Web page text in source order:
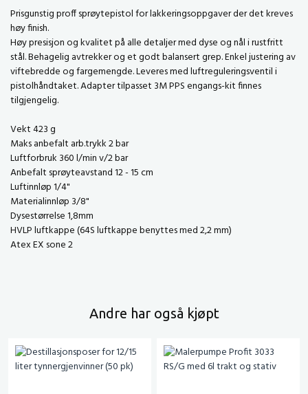
Prisgunstig proff sprøytepistol for lakkeringsoppgaver der det kreves
høy finish.
Høy presisjon og kvalitet på alle detaljer med dyse og nål i rustfritt
stål. Behagelig avtrekker og et godt balansert grep. Enkel justering av
viftebredde og fargemengde. Leveres med luftreguleringsventil i
pistolhåndtaket. Adapter tilpasset 3M PPS engangs-kit finnes
tilgjengelig.
Vekt 423 g
Maks anbefalt arb.trykk 2 bar
Luftforbruk 360 l/min v/2 bar
Anbefalt sprøyteavstand 12 - 15 cm
Luftinnløp 1/4"
Materialinnløp 3/8"
Dysestørrelse 1,8mm
HVLP luftkappe (64S luftkappe benyttes med 2,2 mm)
Atex EX sone 2
Andre har også kjøpt